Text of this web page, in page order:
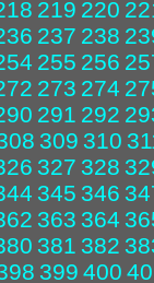
219 220
237 238
255 256
273 274
291 292
309 310
327 328
345 346
363 364
381 382
399 400